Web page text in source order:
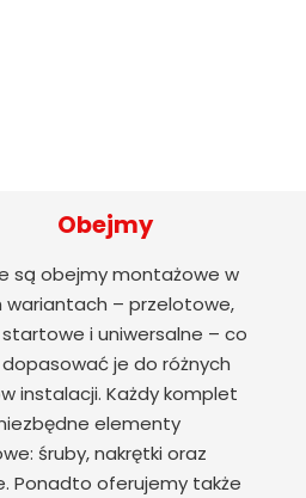
Obejmy
są obejmy montażowe w
wariantach – przelotowe,
i uniwersalne – co
je do różnych
instalacji. Każdy komplet
elementy
śruby, nakrętki oraz
Ponadto oferujemy także